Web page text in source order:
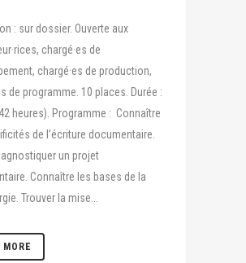
: sur dossier. Ouverte aux
chargé·es de
chargé·es de production,
de programme. 10 places. Durée :
heures). Programme : Connaître
de l’écriture documentaire.
un projet
Connaître les bases de la
Trouver la mise...
MORE